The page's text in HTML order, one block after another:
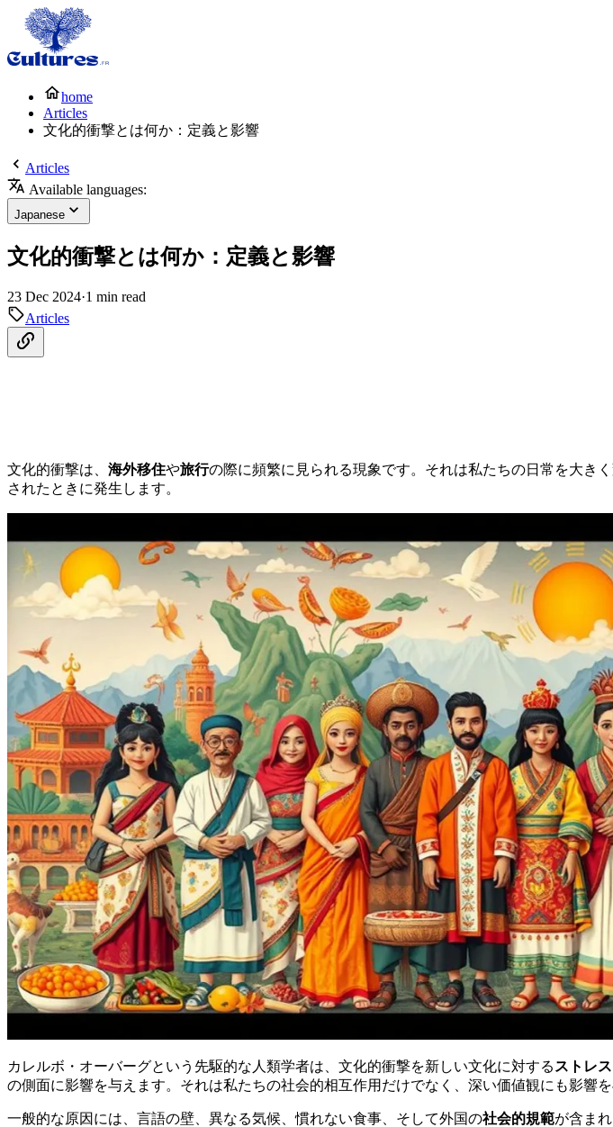
home
Articles
文化的衝撃とは何か：定義と影響
Articles
Available languages:
Japanese
文化的衝撃とは何か：定義と影響
23 Dec 2024·1 min read
Articles
文化的衝撃は、 海外移住や旅行の際に頻繁に見られる現象です。それは私たちの日常を大き
されたときに発生します。
カレルボ・オーバーグという先駆的な人類学者は、文化的衝撃を新しい文化に対する ストレス
の側面に影響を与えます。それは私たちの社会的相互作用だけでなく、深い価値観にも影響を
一般的な原因には、言語の壁、異なる気候、慣れない食事、そして外国の社会的規範が含ま